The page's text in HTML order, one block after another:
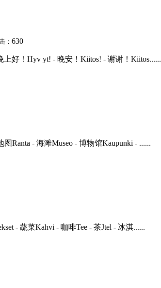
： 630
好！Hyv yt! - 晚安！Kiitos! - 谢谢！Kiitos......
Ranta - 海滩Museo - 博物馆Kaupunki - ......
- 蔬菜Kahvi - 咖啡Tee - 茶Jtel - 冰淇......